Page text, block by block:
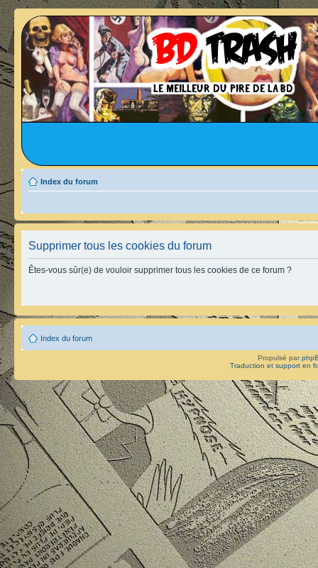
Index du forum
Supprimer tous les cookies du forum
Êtes-vous sûr(e) de vouloir supprimer tous les cookies de ce forum ?
Index du forum
Propulsé par
Traduction et support en